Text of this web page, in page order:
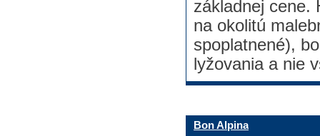
základnej cene.
na okolitú
spoplatnené),
lyžovania a nie
Bon Alpina